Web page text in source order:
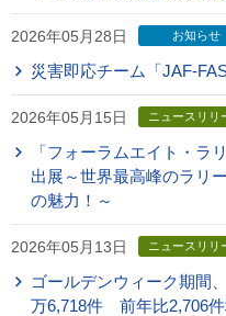
2026年05月28日 お知らせ
災害即応チーム「JAF-
2026年05月15日 ニュースリリ
「フォーラムエイト・ラ
出展～世界最高峰のラリ
の魅力！～
2026年05月13日 ニュースリリ
ゴールデンウィーク期間
万6,718件 前年比2,706